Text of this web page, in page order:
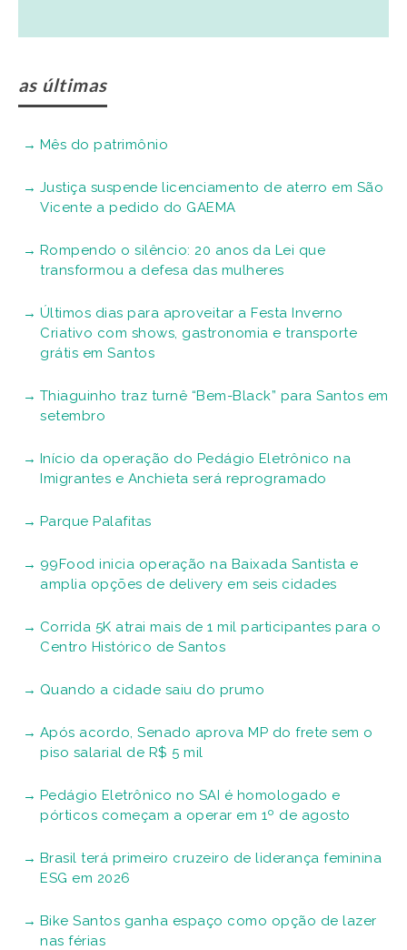
as últimas
Mês do patrimônio
Justiça suspende licenciamento de aterro em São
Vicente a pedido do GAEMA
Rompendo o silêncio: 20 anos da Lei que
transformou a defesa das mulheres
Últimos dias para aproveitar a Festa Inverno
Criativo com shows, gastronomia e transporte
grátis em Santos
Thiaguinho traz turnê “Bem-Black” para Santos em
setembro
Início da operação do Pedágio Eletrônico na
Imigrantes e Anchieta será reprogramado
Parque Palafitas
99Food inicia operação na Baixada Santista e
amplia opções de delivery em seis cidades
Corrida 5K atrai mais de 1 mil participantes para o
Centro Histórico de Santos
Quando a cidade saiu do prumo
Após acordo, Senado aprova MP do frete sem o
piso salarial de R$ 5 mil
Pedágio Eletrônico no SAI é homologado e
pórticos começam a operar em 1º de agosto
Brasil terá primeiro cruzeiro de liderança feminina
ESG em 2026
Bike Santos ganha espaço como opção de lazer
nas férias